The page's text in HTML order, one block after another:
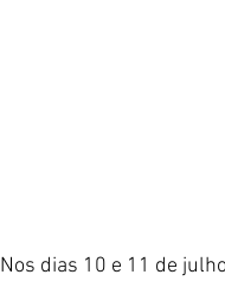
Nos dias 10 e 11 de